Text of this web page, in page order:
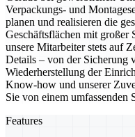
Verpackungs- und
planen und realisieren die
Geschäftsflächen mit großer
unsere Mitarbeiter stets auf
Details – von der Sicherung
Wiederherstellung der
Know-how und unserer
Sie von einem umfassenden
Features